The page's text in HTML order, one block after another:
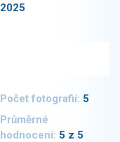
2025
Počet fotografií: 5
Průměrné
hodnocení: 5 z 5